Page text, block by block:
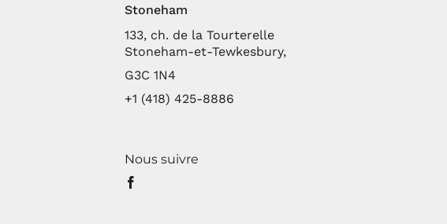
Stoneham
133, ch. de la Tourterelle
Stoneham-et-Tewkesbury,
G3C 1N4
+1 (418) 425-8886
Nous suivre